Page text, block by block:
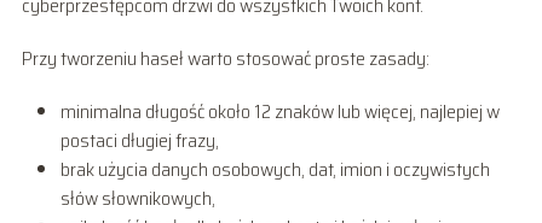
Przy tworzeniu haseł warto stosować proste zasady:
minimalna długość około 12 znaków lub więcej, najlepiej w
postaci długiej frazy,
brak użycia danych osobowych, dat, imion i oczywistych
słów słownikowych,